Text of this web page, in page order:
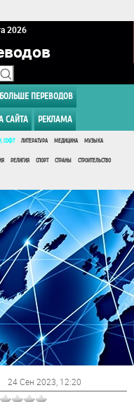
2026
БОЛЬШЕ ПЕРЕВОДОВ
САЙТА РЕКЛАМА
СОФТ ЛИТЕРАТУРА МЕДИЦИНА МУЗЫКА
РЕЛИГИЯ СПОРТ СТРАНЫ СТРОИТЕЛЬСТВО
24 Сен 2023 , 12:20